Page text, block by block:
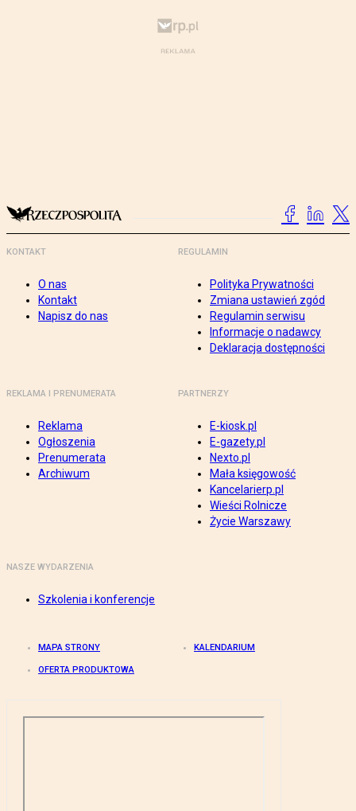
KONTAKT
O nas
Kontakt
Napisz do nas
REGULAMIN
Polityka Prywatności
Zmiana ustawień zgód
Regulamin serwisu
Informacje o nadawcy
Deklaracja dostępności
REKLAMA I PRENUMERATA
Reklama
Ogłoszenia
Prenumerata
Archiwum
PARTNERZY
E-kiosk.pl
E-gazety.pl
Nexto.pl
Mała księgowość
Kancelarierp.pl
Wieści Rolnicze
Życie Warszawy
NASZE WYDARZENIA
Szkolenia i konferencje
MAPA STRONY KALENDARIUM
OFERTA PRODUKTOWA